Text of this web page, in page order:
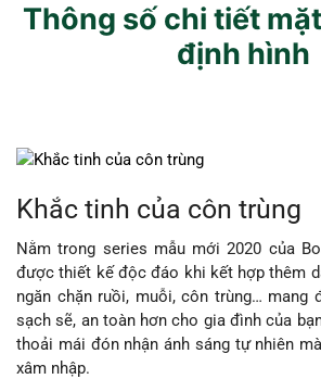
Thông số chi tiết
định hình
Khắc tinh của côn trùng
Nằm trong series mẫu mới 2020 của
được thiết kế độc đáo khi kết hợp thêm
ngăn chặn ruồi, muỗi, côn trùng… mang
sạch sẽ, an toàn hơn cho gia đình của
thoải mái đón nhận ánh sáng tự nhiên
xâm nhập.